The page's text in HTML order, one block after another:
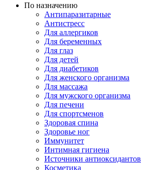
По назначению
Антипаразитарные
Антистресс
Для аллергиков
Для беременных
Для глаз
Для детей
Для диабетиков
Для женского организма
Для массажа
Для мужского организма
Для печени
Для спортсменов
Здоровая спина
Здоровье ног
Иммунитет
Интимная гигиена
Источники антиоксидантов
Косметика